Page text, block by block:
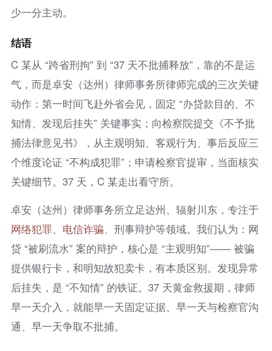
少一分主动。
结语
C 某从 “跨省刑拘” 到 “37 天不批捕释放”，靠的不是运
气，而是卓安（达州）律师事务所律师完成的三次关键
动作：第一时间飞赴外省会见，固定 “办贷款目的、不
知情、发现后挂失” 关键事实；向检察院提交《不予批
捕法律意见书》，从主观明知、客观行为、事后反应三
个维度论证 “不构成犯罪”；申请检察官提审，当面核实
关键细节。37 天，C 某走出看守所。
卓安（达州）律师事务所立足达州、辐射川东，专注于
网络犯罪、 电信诈骗、刑事辩护等领域。我们认为：网
贷 “被刷流水” 案的辩护，核心是 “主观明知”—— 被骗
提供银行卡，和明知故犯卖卡，有本质区别。发现异常
后挂失，是 “不知情” 的铁证。37 天黄金救援期，律师
早一天介入，就能早一天固定证据、早一天与检察官沟
通、早一天争取不批捕。